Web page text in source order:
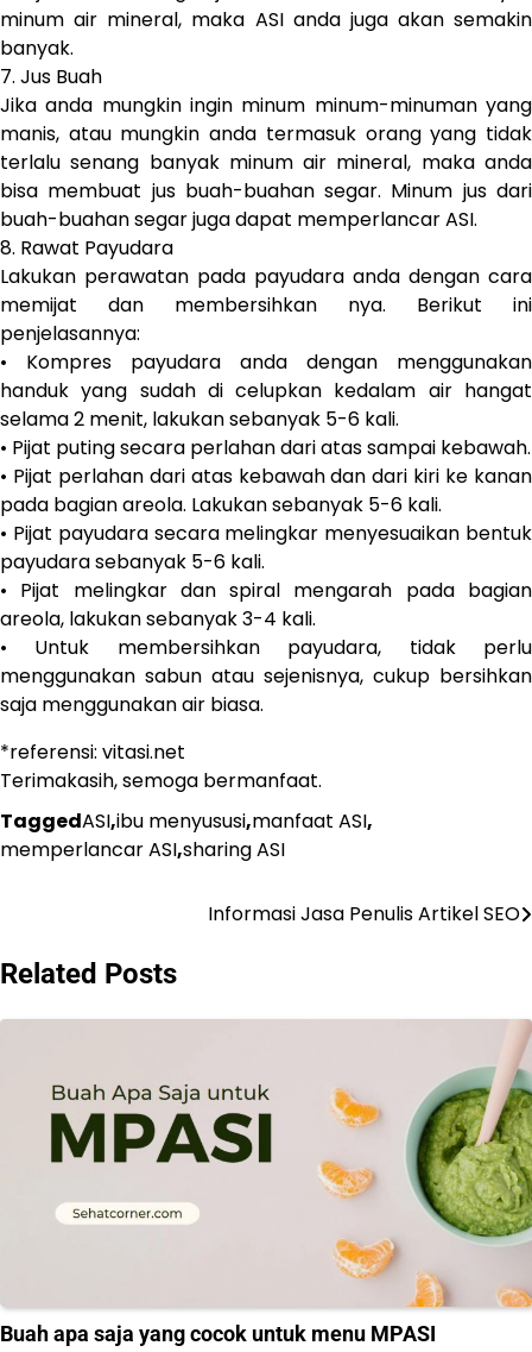
minum air mineral, maka ASI anda juga akan semakin
banyak.
7. Jus Buah
Jika anda mungkin ingin minum minum-minuman yang
manis, atau mungkin anda termasuk orang yang tidak
terlalu senang banyak minum air mineral, maka anda
bisa membuat jus buah-buahan segar. Minum jus dari
buah-buahan segar juga dapat memperlancar ASI.
8. Rawat Payudara
Lakukan perawatan pada payudara anda dengan cara
memijat dan membersihkan nya. Berikut ini
penjelasannya:
• Kompres payudara anda dengan menggunakan
handuk yang sudah di celupkan kedalam air hangat
selama 2 menit, lakukan sebanyak 5-6 kali.
• Pijat puting secara perlahan dari atas sampai kebawah.
• Pijat perlahan dari atas kebawah dan dari kiri ke kanan
pada bagian areola. Lakukan sebanyak 5-6 kali.
• Pijat payudara secara melingkar menyesuaikan bentuk
payudara sebanyak 5-6 kali.
• Pijat melingkar dan spiral mengarah pada bagian
areola, lakukan sebanyak 3-4 kali.
• Untuk membersihkan payudara, tidak perlu
menggunakan sabun atau sejenisnya, cukup bersihkan
saja menggunakan air biasa.
*referensi: vitasi.net
Terimakasih, semoga bermanfaat.
TaggedASI,ibu menyususi,manfaat ASI,
memperlancar ASI,sharing ASI
navigation
Informasi Jasa Penulis Artikel SEO
Related Posts
Buah apa saja yang cocok untuk menu MPASI